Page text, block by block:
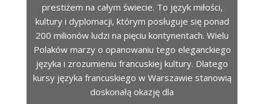
prestiżem na całym świecie. To język miłości,
kultury i dyplomacji, którym posługuje się ponad
200 milionów ludzi na pięciu kontynentach. Wielu
Polaków marzy o opanowaniu tego eleganckiego
języka i zrozumieniu francuskiej kultury. Dlatego
kursy języka francuskiego w Warszawie stanowią
doskonałą okazję dla